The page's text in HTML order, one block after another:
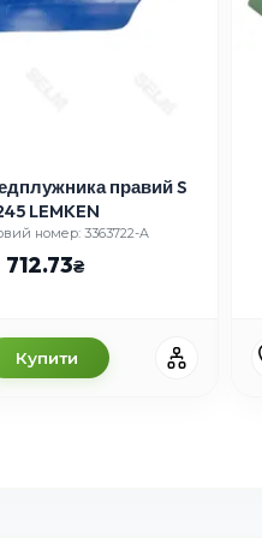
правий S
LEMKEN
номер: 3363722-A
712.73
Купити